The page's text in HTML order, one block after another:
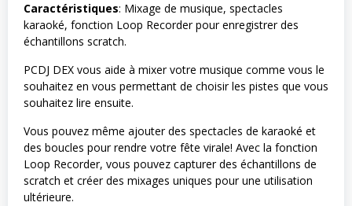
Caractéristiques: Mixage de musique, spectacles
karaoké, fonction Loop Recorder pour enregistrer des
échantillons scratch.
PCDJ DEX vous aide à mixer votre musique comme vous le
souhaitez en vous permettant de choisir les pistes que vous
souhaitez lire ensuite.
Vous pouvez même ajouter des spectacles de karaoké et
des boucles pour rendre votre fête virale! Avec la fonction
Loop Recorder, vous pouvez capturer des échantillons de
scratch et créer des mixages uniques pour une utilisation
ultérieure.